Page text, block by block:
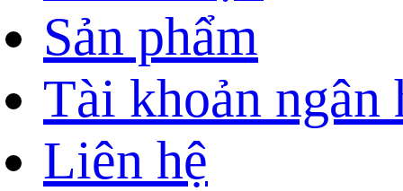
Sản phẩm
Tài khoản ngân
Liên hệ